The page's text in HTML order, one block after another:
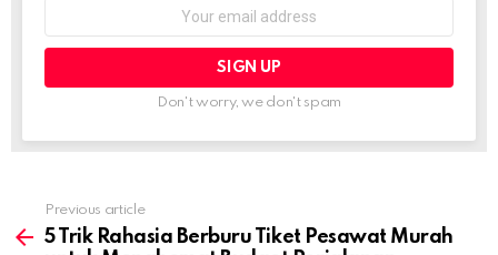
Don't worry, we don't spam
more
Previous article
5 Trik Rahasia Berburu Tiket Pesawat Murah